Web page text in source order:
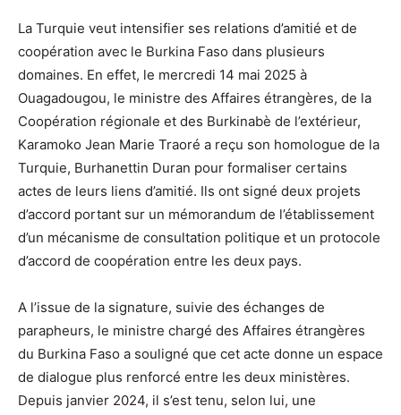
La Turquie veut intensifier ses relations d’amitié et de
coopération avec le Burkina Faso dans plusieurs
domaines. En effet, le mercredi 14 mai 2025 à
Ouagadougou, le ministre des Affaires étrangères, de la
Coopération régionale et des Burkinabè de l’extérieur,
Karamoko Jean Marie Traoré a reçu son homologue de la
Turquie, Burhanettin Duran pour formaliser certains
actes de leurs liens d’amitié. Ils ont signé deux projets
d’accord portant sur un mémorandum de l’établissement
d’un mécanisme de consultation politique et un protocole
d’accord de coopération entre les deux pays.
A l’issue de la signature, suivie des échanges de
parapheurs, le ministre chargé des Affaires étrangères
du Burkina Faso a souligné que cet acte donne un espace
de dialogue plus renforcé entre les deux ministères.
Depuis janvier 2024, il s’est tenu, selon lui, une